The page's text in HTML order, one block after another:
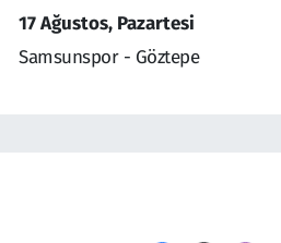
17 Ağustos, Pazartesi
Samsunspor - Göztepe